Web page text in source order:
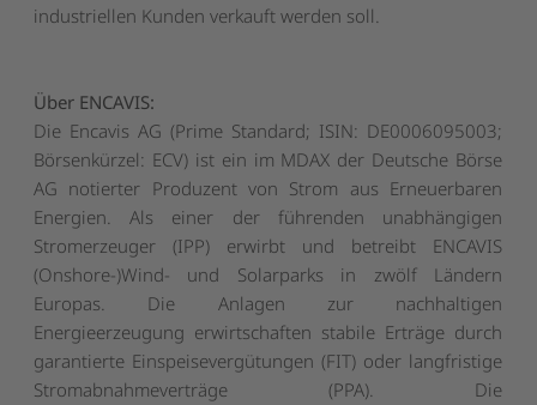
industriellen Kunden verkauft werden soll.
Über ENCAVIS:
Die Encavis AG (Prime Standard; ISIN: DE0006095003;
Börsenkürzel: ECV) ist ein im MDAX der Deutsche Börse
AG notierter Produzent von Strom aus Erneuerbaren
Energien. Als einer der führenden unabhängigen
Stromerzeuger (IPP) erwirbt und betreibt ENCAVIS
(Onshore-)Wind- und Solarparks in zwölf Ländern
Europas. Die Anlagen zur nachhaltigen
Energieerzeugung erwirtschaften stabile Erträge durch
garantierte Einspeisevergütungen (FIT) oder langfristige
Stromabnahmeverträge (PPA). Die